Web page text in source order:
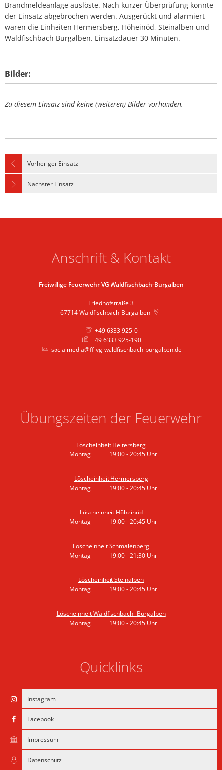
Brandmeldeanlage auslöste. Nach kurzer Überprüfung konnte
der Einsatz abgebrochen werden. Ausgerückt und alarmiert
waren die Einheiten Hermersberg, Höheinöd, Steinalben und
Waldfischbach-Burgalben. Einsatzdauer 30 Minuten.
Bilder:
Zu diesem Einsatz sind keine (weiteren) Bilder vorhanden.
Vorheriger Einsatz
Nächster Einsatz
Anschrift & Kontakt
Freiwillige Feuerwehr VG Waldfischbach-Burgalben
Friedhofstraße 3
67714 Waldfischbach-Burgalben
+49 6333 925-0
+49 6333 925-190
socialmedia@ff-vg-waldfischbach-burgalben.de
Übungszeiten der Feuerwehr
Löscheinheit Heltersberg
Montag
19:00-20:45 Uhr
Löscheinheit Hermersberg
Montag
19:00-20:45 Uhr
Löscheinheit Höheinöd
Montag
19:00-20:45 Uhr
Löscheinheit Schmalenberg
Montag
19:00-21:30 Uhr
Löscheinheit Steinalben
Montag
19:00-20:45 Uhr
Löscheinheit Waldfischbach- Burgalben
Montag
19:00-20:45 Uhr
Quicklinks
Instagram
Facebook
Impressum
Datenschutz